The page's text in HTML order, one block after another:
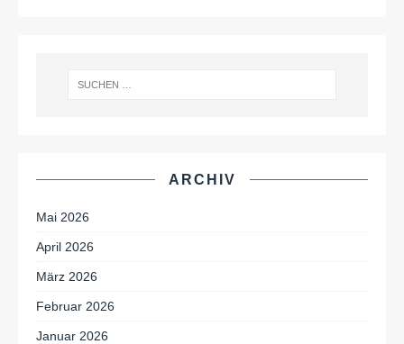
ARCHIV
Mai 2026
April 2026
März 2026
Februar 2026
Januar 2026